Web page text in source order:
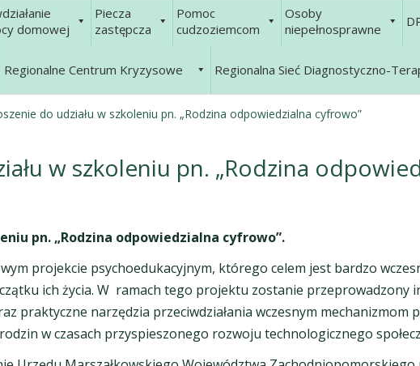
domowej
Piecza
zastępcza
Pomoc
cudzoziemcom
Osoby
niepełnosprawne
Regionalne Centrum Kryzysowe Regionalna Sieć Diagnostyczno-
do udziału w szkoleniu pn. „Rodzina odpowiedzialna cyfrowo”
w szkoleniu pn. „Rodzina
pn. „Rodzina odpowiedzialna cyfrowo”.
projekcie psychoedukacyjnym, którego celem jest bardzo
ich życia. W ramach tego projektu zostanie przeprowadzony
praktyczne narzędzia przeciwdziałania wczesnym
w czasach przyspieszonego rozwoju technologicznego